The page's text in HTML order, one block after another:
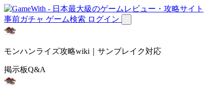
事前ガチャ ゲーム検索 ログイン
モンハンライズ攻略wiki｜サンブレイク対応
掲示板Q&A